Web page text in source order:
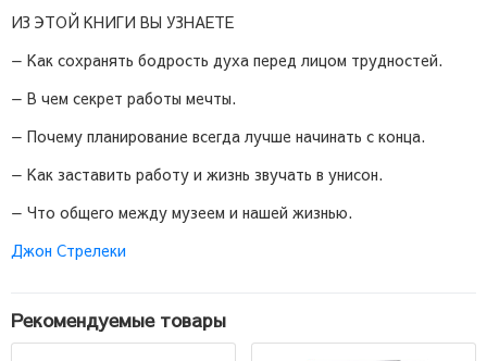
ИЗ ЭТОЙ КНИГИ ВЫ УЗНАЕТЕ
— Как сохранять бодрость духа перед лицом трудностей.
— В чем секрет работы мечты.
— Почему планирование всегда лучше начинать с конца.
— Как заставить работу и жизнь звучать в унисон.
— Что общего между музеем и нашей жизнью.
Джон Стрелеки
Рекомендуемые товары